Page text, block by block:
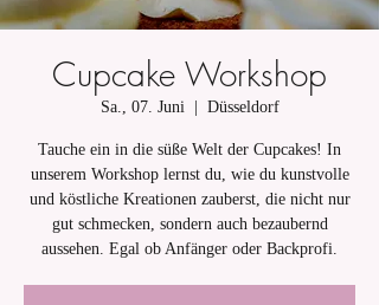
Cupcake Workshop
Sa., 07. Juni
  |
Düsseldorf
Tauche ein in die süße Welt der Cupcakes! In
unserem Workshop lernst du, wie du kunstvolle
und köstliche Kreationen zauberst, die nicht nur
gut schmecken, sondern auch bezaubernd
aussehen. Egal ob Anfänger oder Backprofi.